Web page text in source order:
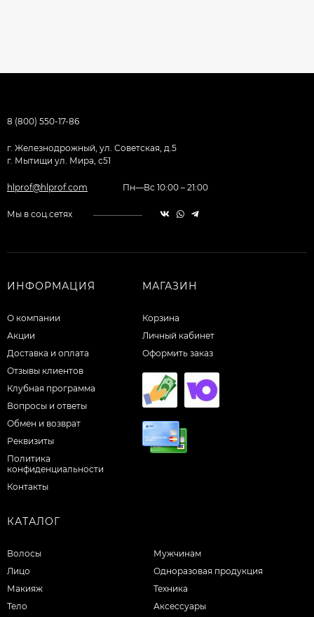
8 (800) 550-17-86
г. Железнодрожный, ул. Советская, д.5
г. Мытищи ул. Мира, с51
hlprof@hlprof.com Пн—Вс 10:00 – 21:00
Мы в соц.сетях
ИНФОРМАЦИЯ
О компании
Акции
Доставка и оплата
Отзывы клиентов
Клубная программа
Вопросы и ответы
Обмен и возврат
Реквизиты
Политика
конфиденциальности
Контакты
МАГАЗИН
Корзина
Личный кабинет
Оформить заказ
КАТАЛОГ
Волосы
Лицо
Макияж
Тело
Мужчинам
Одноразовая продукция
Техника
Аксессуары